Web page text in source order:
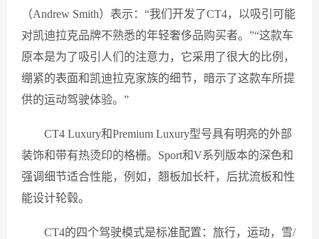
（Andrew Smith）表示：“我们开发了CT4，以吸引可能
对凯迪拉克品牌不熟悉的年轻奢侈品购买者。”“这款车
原本是为了吸引人们的注意力，它采用了很大的比例，
绷紧的表面和凯迪拉克家族的细节，暗示了这款车所提
供的运动驾驶体验。”
CT4 Luxury和Premium Luxury型号具有明亮的外部
装饰和带有热烫印的格栅。Sport和V系列版本的深色和
强调细节适合性能，例如，翘板加长杆，后扰流板和性
能设计轮毂。
CT4的四个驾驶模式是标准配置：旅行，运动，雪/